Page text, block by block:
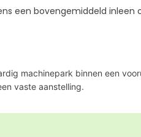
een bovengemiddeld inleen
machinepark binnen een
vaste aanstelling.